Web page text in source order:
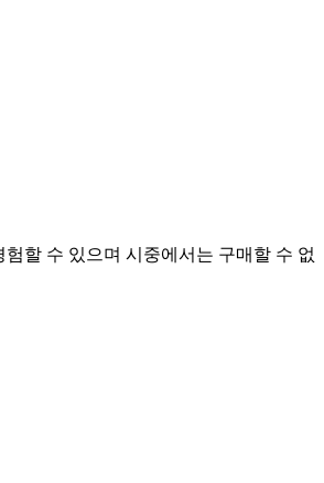
할 수 있으며 시중에서는 구매할 수 없